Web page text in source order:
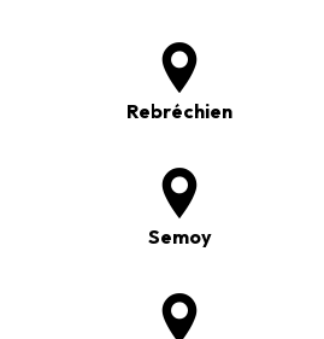
Rebréchien
Semoy